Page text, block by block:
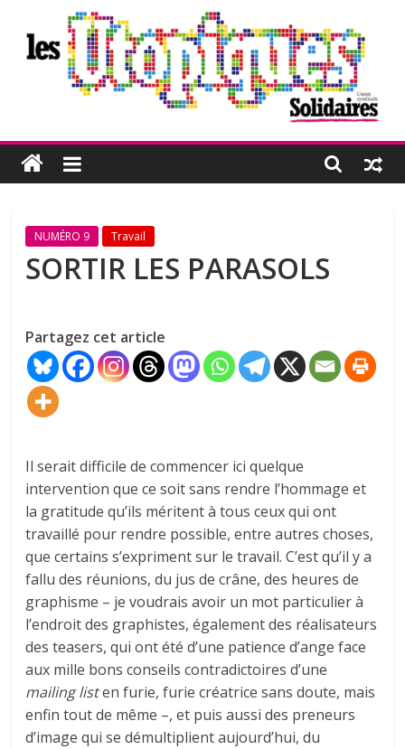
contenu
Les
Utopiques
Revue
réflexion
l'Union
syndicale
Solidaires
NUMÉRO 9 Travail
SORTIR LES PARASOLS
Partagez cet article
Il serait difficile de commencer ici quelque
intervention que ce soit sans rendre l’hommage et
la gratitude qu’ils méritent à tous ceux qui ont
travaillé pour rendre possible, entre autres choses,
que certains s’expriment sur le travail. C’est qu’il y a
fallu des réunions, du jus de crâne, des heures de
graphisme – je voudrais avoir un mot particulier à
l’endroit des graphistes, également des réalisateurs
des teasers, qui ont été d’une patience d’ange face
aux mille bons conseils contradictoires d’une
mailing listen furie, furie créatrice sans doute, mais
enfin tout de même –, et puis aussi des preneurs
d’image qui se démultiplient aujourd’hui, du